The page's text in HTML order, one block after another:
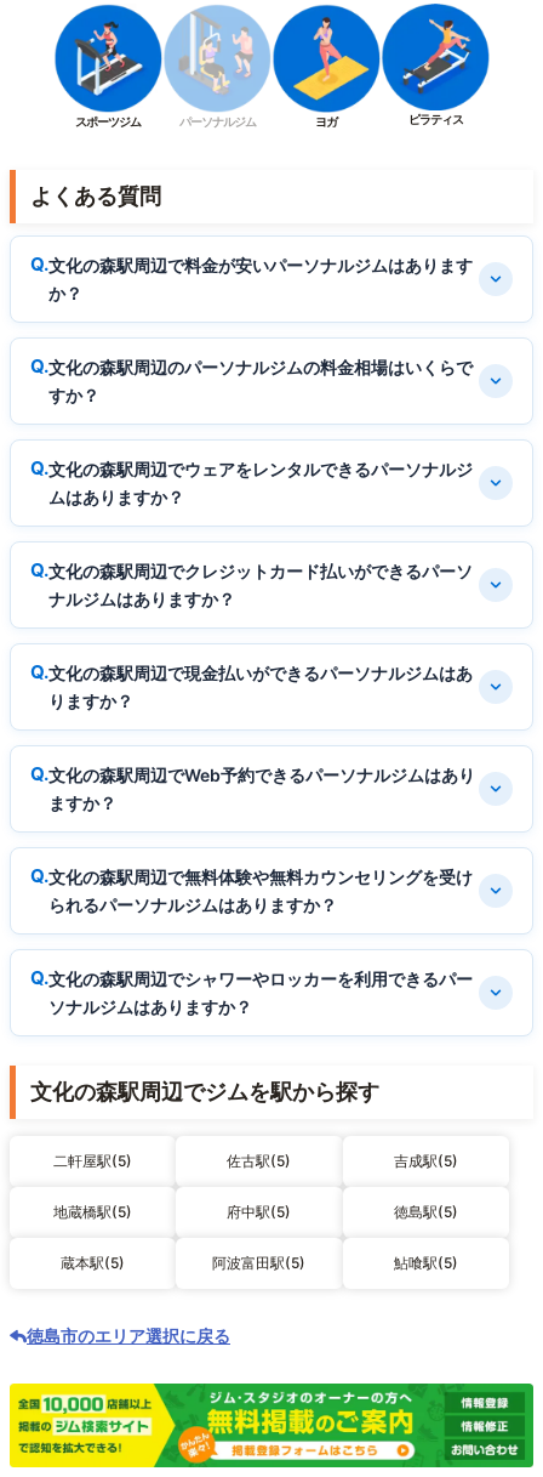
スポーツジム パーソナルジム ヨガ ピラティス
よくある質問
文化の森駅周辺で料金が安いパーソナルジムはあります
か？
文化の森駅周辺のパーソナルジムの料金相場はいくらで
すか？
文化の森駅周辺でウェアをレンタルできるパーソナルジ
ムはありますか？
文化の森駅周辺でクレジットカード払いができるパーソ
ナルジムはありますか？
文化の森駅周辺で現金払いができるパーソナルジムはあ
りますか？
文化の森駅周辺でWeb予約できるパーソナルジムはあり
ますか？
文化の森駅周辺で無料体験や無料カウンセリングを受け
られるパーソナルジムはありますか？
文化の森駅周辺でシャワーやロッカーを利用できるパー
ソナルジムはありますか？
文化の森駅周辺でジムを駅から探す
二軒屋駅(5) 佐古駅(5) 吉成駅(5)
地蔵橋駅(5) 府中駅(5) 徳島駅(5)
蔵本駅(5) 阿波富田駅(5) 鮎喰駅(5)
徳島市のエリア選択に戻る